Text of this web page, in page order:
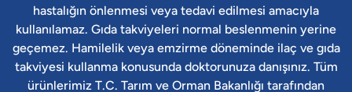
hastalığın önlenmesi veya tedavi edilmesi amacıyla
kullanılamaz. Gıda takviyeleri normal beslenmenin yerine
geçemez. Hamilelik veya emzirme döneminde ilaç ve gıda
takviyesi kullanma konusunda doktorunuza danışınız. Tüm
ürünlerimiz T.C. Tarım ve Orman Bakanlığı tarafından